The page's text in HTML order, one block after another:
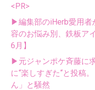
<PR>
▶編集部のiHerb愛用者
容のお悩み別、鉄板ア
6月】
▶元ジャンポケ斉藤に
に“楽しすぎた“と投稿
ん」と騒然